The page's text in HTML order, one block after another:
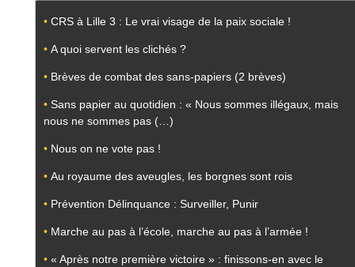
• CRS à Lille 3 : Le vrai visage de la paix sociale !
• A quoi servent les clichés ?
• Brèves de combat des sans-papiers (2 brèves)
• Sans papier au quotidien : « Nous sommes illégaux, mais
nous ne sommes pas (…)
• Nous on ne vote pas !
• Au royaume des aveugles, les borgnes sont rois
• Prévention Délinquance : Surveiller, Punir
• Marche au pas à l’école, marche au pas à l’armée !
• « Après notre première victoire » : finissons-en avec le